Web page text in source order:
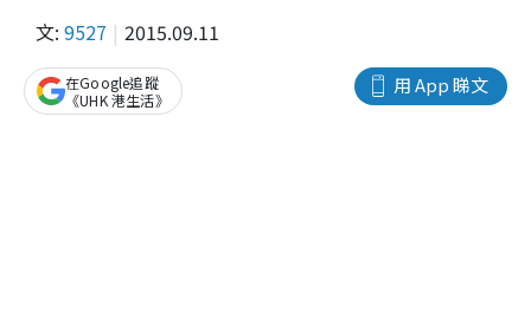
文: 9527 2015.09.11
用 App 睇文
在Google追蹤
《UHK 港生活》